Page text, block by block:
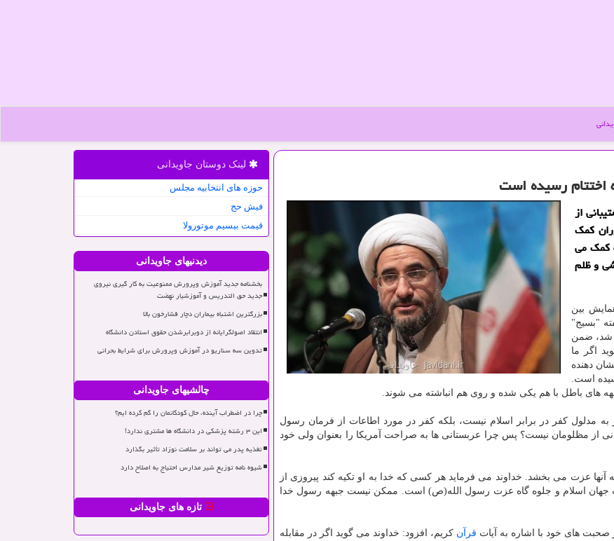
اختتام رسیده است
از
كمك
كمك می
و ظلم
بین
"بسیج"
شد، ضمن
اگر ما
دهنده
است.
های باطل با هم یكی شده و روی هم انباشته می شوند.
مدلول كفر در برابر اسلام نیست، بلكه كفر در مورد اطاعات از فرمان رسول
مظلومان نیست؟ پس چرا عربستانی ها به صراحت آمریكا را بعنوان ولی خود
آنها عزت می بخشد. خداوند می فرماید هر كسی كه خدا به او تكیه كند پیروزی از
اسلام و جلوه گاه عزت رسول الله(ص) است. ممكن نیست جبهه رسول خدا
های خود با اشاره به آیات قرآن كریم، افزود: خداوند می گوید اگر در مقابله
لینک دوستان جاویدانی
حوزه های انتخابیه مجلس
فیش حج
قیمت بیسیم موتورولا
دیدنیهای جاویدانی
بخشنامه جدید آموزش وپرورش ممنوعیت به کار گیری نیروی
جدید حق التدریس و آموزشیار نهضت
بزرگترین اشتباه بیماران دچار فشارخون بالا
انتقاد اصولگرایانه از دوبرابرشدن حقوق استادن دانشگاه
تدوین سه سناریو در آموزش وپرورش برای شرایط بحرانی
چالشیهای جاویدانی
چرا در اضطراب آینده، حال کودکانمان را گم کرده ایم؟
این ۳ رشته پزشکی در دانشگاه ها مشتری ندارد!
تغذیه پدر می تواند بر سلامت نوزاد تأثیر بگذارد
شیوه نامه توزیع شیر مدارس احتیاج به اصلاح دارد
تازه های جاویدانی